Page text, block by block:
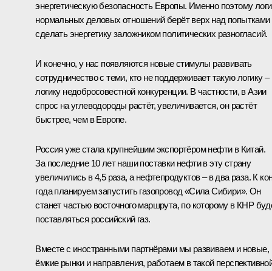
энергетическую безопасность Европы. Именно поэтому
нормальных деловых отношений берёт верх над попытками
сделать энергетику заложником политических разногласий.
И конечно, у нас появляются новые стимулы развивать
сотрудничество с теми, кто не поддерживает такую логику –
логику недобросовестной конкуренции. В частности, в Азии
спрос на углеводороды растёт, увеличивается, он растёт
быстрее, чем в Европе.
Россия уже стала крупнейшим экспортёром нефти в Китай.
За последние 10 лет наши поставки нефти в эту страну
увеличились в 4,5 раза, а нефтепродуктов – в два раза. К
года планируем запустить газопровод «Сила Сибири». Он
станет частью восточного маршрута, по которому в КНР
поставляться российский газ.
Вместе с иностранными партнёрами мы развиваем и новые,
ёмкие рынки и направления, работаем в такой